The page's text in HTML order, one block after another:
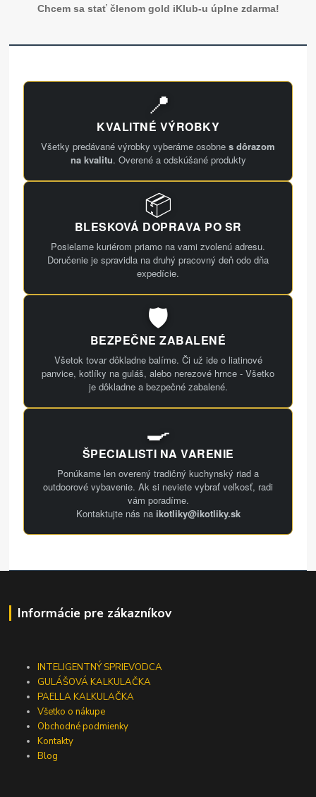
Chcem sa stať členom gold iKlub-u úplne zdarma!
📍
KVALITNÉ VÝROBKY
Všetky predávané výrobky vyberáme osobne s dôrazom
na kvalitu. Overené a odskúšané produkty
📦
BLESKOVÁ DOPRAVA PO SR
Posielame kuriérom priamo na vami zvolenú adresu.
Doručenie je spravidla na druhý pracovný deň odo dňa
expedície.
🛡️
BEZPEČNE ZABALENÉ
Všetok tovar dôkladne balíme. Či už ide o liatinové
panvice, kotlíky na guláš, alebo nerezové hrnce - Všetko
je dôkladne a bezpečné zabalené.
🍳
ŠPECIALISTI NA VARENIE
Ponúkame len overený tradičný kuchynský riad a
outdoorové vybavenie. Ak si neviete vybrať veľkosť, radi
vám poradíme.
Kontaktujte nás na ikotliky@ikotliky.sk
Informácie pre zákazníkov
INTELIGENTNÝ SPRIEVODCA
GULÁŠOVÁ KALKULAČKA
PAELLA KALKULAČKA
Všetko o nákupe
Obchodné podmienky
Kontakty
Blog